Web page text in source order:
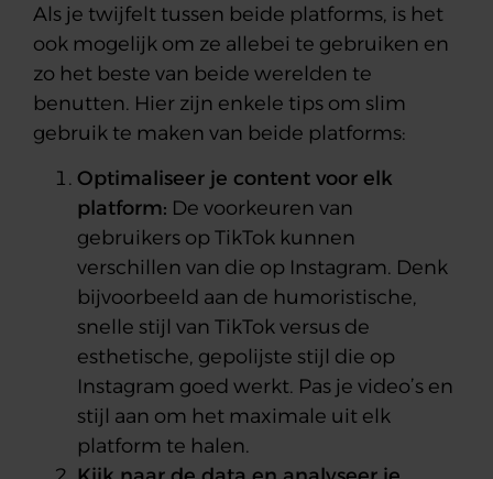
Als je twijfelt tussen beide platforms, is het
ook mogelijk om ze allebei te gebruiken en
zo het beste van beide werelden te
benutten. Hier zijn enkele tips om slim
gebruik te maken van beide platforms:
Optimaliseer je content voor elk
platform: De voorkeuren van
gebruikers op TikTok kunnen
verschillen van die op Instagram. Denk
bijvoorbeeld aan de humoristische,
snelle stijl van TikTok versus de
esthetische, gepolijste stijl die op
Instagram goed werkt. Pas je video’s en
stijl aan om het maximale uit elk
platform te halen.